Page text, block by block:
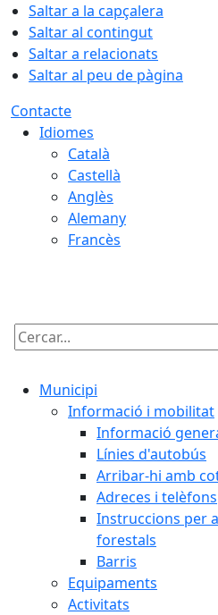
Saltar a la capçalera
Saltar al contingut
Saltar a relacionats
Saltar al peu de pàgina
Contacte
Idiomes
Català
Castellà
Anglès
Alemany
Francès
Cercar:
Municipi
Informació i mobilitat
Informació
Línies d'autobús
Arribar-hi amb
Adreces i telèfons
Instruccions per
forestals
Barris
Equipaments
Activitats